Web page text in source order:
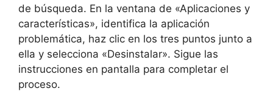
de búsqueda. En la ventana de «Aplicaciones y
características», identifica la aplicación
problemática, haz clic en los tres puntos junto a
ella y selecciona «Desinstalar». Sigue las
instrucciones en pantalla para completar el
proceso.